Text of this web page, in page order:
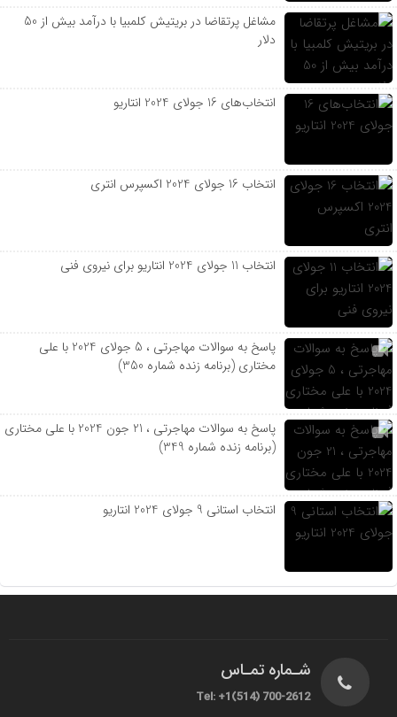
مشاغل پرتقاضا در بریتیش کلمبیا با درآمد بیش از 50
دلار
انتخاب‌های 16 جولای 2024 انتاریو
انتخاب 16 جولای 2024 اکسپرس انتری
انتخاب 11 جولای 2024 انتاریو برای نیروی فنی
پاسخ به سوالات مهاجرتی ، 5 جولای 2024 با علی
مختاری (برنامه زنده شماره 350)
پاسخ به سوالات مهاجرتی ، 21 جون 2024 با علی مختاری
(برنامه زنده شماره 349)
انتخاب استانی 9 جولای 2024 انتاریو
شـماره تمـاس
Tel: +1(514) 700-2612